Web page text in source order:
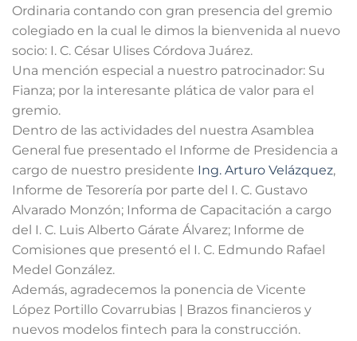
Ordinaria contando con gran presencia del gremio
colegiado en la cual le dimos la bienvenida al nuevo
socio: I. C. César Ulises Córdova Juárez.
Una mención especial a nuestro patrocinador: Su
Fianza; por la interesante plática de valor para el
gremio.
Dentro de las actividades del nuestra Asamblea
General fue presentado el Informe de Presidencia a
cargo de nuestro presidente Ing. Arturo Velázquez,
Informe de Tesorería por parte del I. C. Gustavo
Alvarado Monzón; Informa de Capacitación a cargo
del I. C. Luis Alberto Gárate Álvarez; Informe de
Comisiones que presentó el I. C. Edmundo Rafael
Medel González.
Además, agradecemos la ponencia de Vicente
López Portillo Covarrubias | Brazos financieros y
nuevos modelos fintech para la construcción.